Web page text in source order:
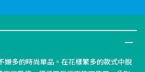
嫌多的時尚單品。在花樣繁多的款式中脫